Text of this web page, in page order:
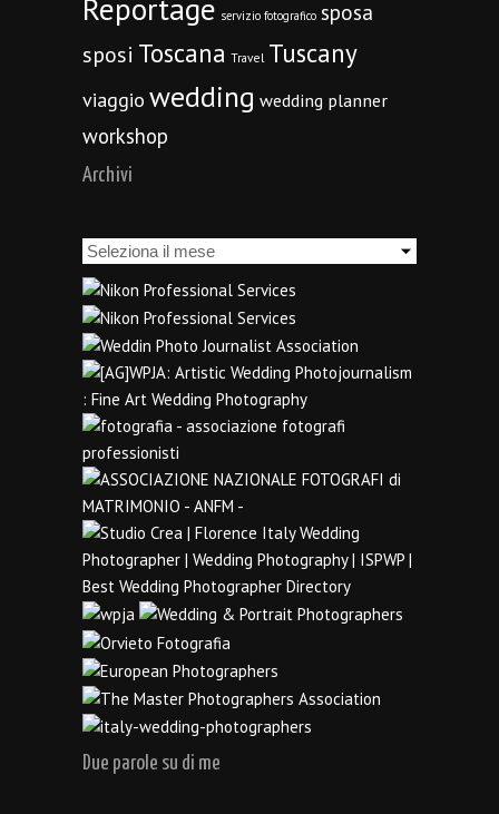
Reportage servizio fotografico sposa
sposi Toscana Travel Tuscany
viaggio wedding wedding planner
workshop
Archivi
Archivi
Due parole su di me